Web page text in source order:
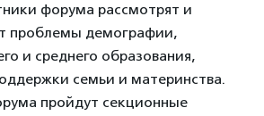
форума рассмотрят и
проблемы демографии,
и среднего образования,
семьи и материнства.
пройдут секционные